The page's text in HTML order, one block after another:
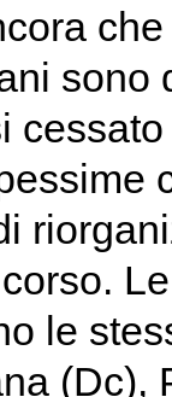
sono
le
(Dc),